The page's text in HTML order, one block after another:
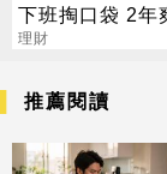
下班掏口袋 2年
年終
理財
推薦閱讀